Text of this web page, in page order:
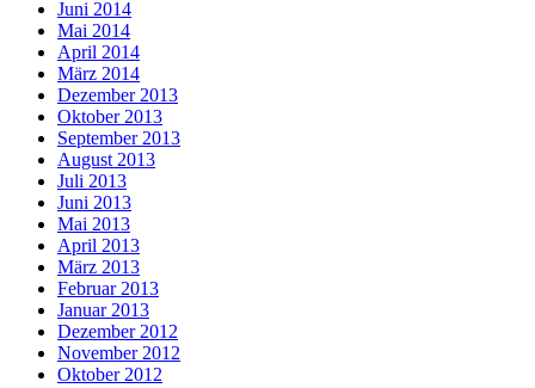
Juni 2014
Mai 2014
April 2014
März 2014
Dezember 2013
Oktober 2013
September 2013
August 2013
Juli 2013
Juni 2013
Mai 2013
April 2013
März 2013
Februar 2013
Januar 2013
Dezember 2012
November 2012
Oktober 2012